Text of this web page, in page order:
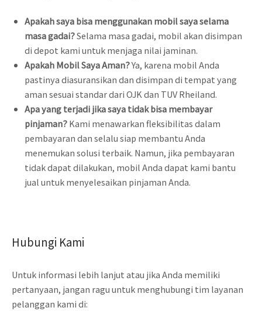
Apakah saya bisa menggunakan mobil saya selama
masa gadai?Selama masa gadai, mobil akan disimpan
di depot kami untuk menjaga nilai jaminan.
Apakah Mobil Saya Aman?Ya, karena mobil Anda
pastinya diasuransikan dan disimpan di tempat yang
aman sesuai standar dari OJK dan TUV Rheiland.
Apa yang terjadi jika saya tidak bisa membayar
pinjaman?Kami menawarkan fleksibilitas dalam
pembayaran dan selalu siap membantu Anda
menemukan solusi terbaik. Namun, jika pembayaran
tidak dapat dilakukan, mobil Anda dapat kami bantu
jual untuk menyelesaikan pinjaman Anda.
Hubungi Kami
Untuk informasi lebih lanjut atau jika Anda memiliki
pertanyaan, jangan ragu untuk menghubungi tim layanan
pelanggan kami di: